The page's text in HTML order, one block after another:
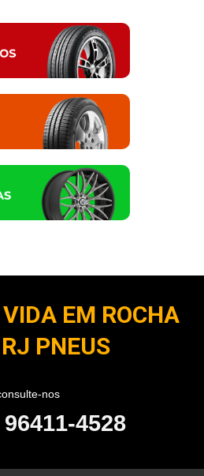
EM ROCHA
PNEUS
nos
4528